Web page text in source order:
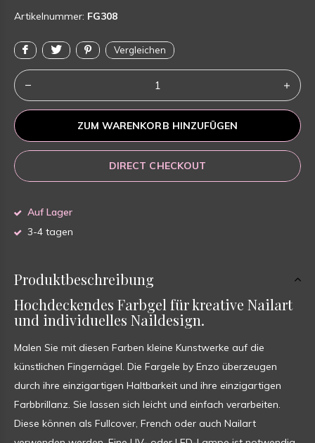
Artikelnummer: FG308
Vergleichen
ZUM WARENKORB HINZUFÜGEN
DIRECT CHECKOUT
Auf Lager
3-4 tagen
Produktbeschreibung
Hochdeckendes Farbgel für kreative Nailart
und individuelles Naildesign.
Malen Sie mit diesen Farben kleine Kunstwerke auf die
künstlichen Fingernägel. Die Fargele by Enzo überzeugen
durch ihre einzigartigen Haltbarkeit und ihre einzigartigen
Farbbrillanz. Sie lassen sich leicht und einfach verarbeiten.
Diese können als Fullcover, French oder auch Nailart